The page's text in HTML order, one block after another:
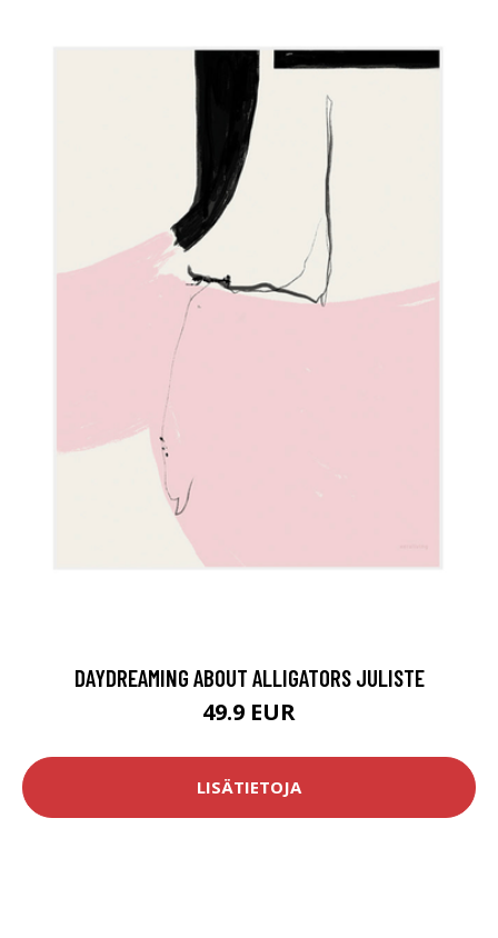
DAYDREAMING ABOUT ALLIGATORS JULISTE
49.9 EUR
LISÄTIETOJA